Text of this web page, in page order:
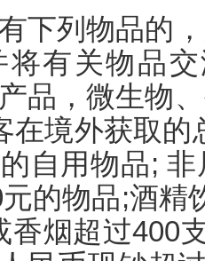
下列物品的
将有关物品
品，微生物
在境外获取
自用物品;
的物品;酒精
香烟超过400